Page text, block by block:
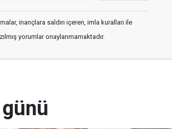
inançlara saldırı içeren, imla kuralları ile
yorumlar onaylanmamaktadır.